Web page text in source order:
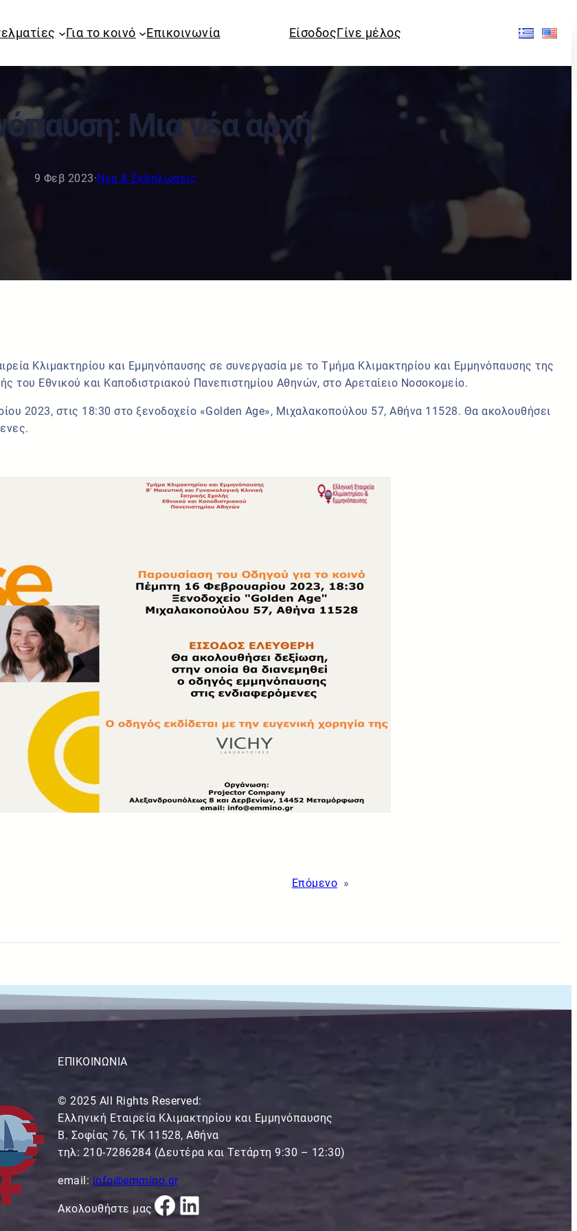
Για το κοινό Επικοινωνία ΕίσοδοςΓίνε μέλος
Μια νέα αρχή
9 Φεβ 2023·Νέα & Εκδηλώσεις
Κλιμακτηρίου και Εμμηνόπαυσης σε συνεργασία με το Τμήμα Κλιμακτηρίου και Εμμηνόπαυσης της
του Εθνικού και Καποδιστριακού Πανεπιστημίου Αθηνών, στο Αρεταίειο Νοσοκομείο.
2023, στις 18:30 στο ξενοδοχείο «Golden Age», Μιχαλακοπούλου 57, Αθήνα 11528. Θα ακολουθήσει
Επόμενο »
ΕΠΙΚΟΙΝΩΝΙΑ
© 2025 All Rights Reserved:
Ελληνική Εταιρεία Κλιμακτηρίου και Εμμηνόπαυσης
Β. Σοφίας 76, ΤΚ 11528, Αθήνα
τηλ: 210-7286284 (Δευτέρα και Τετάρτη 9:30 – 12:30)
email: info@emmino.gr
Ακολουθήστε μαςFacebook
Linkedin